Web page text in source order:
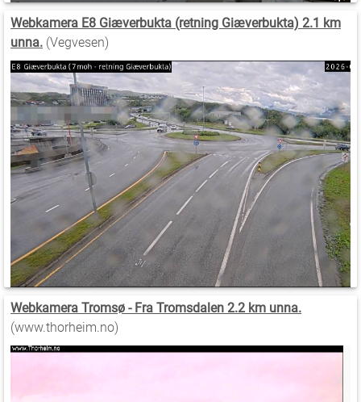
Webkamera E8 Giæverbukta (retning Giæverbukta) 2.1 km
unna. (Vegvesen)
Webkamera Tromsø - Fra Tromsdalen 2.2 km unna.
(www.thorheim.no)